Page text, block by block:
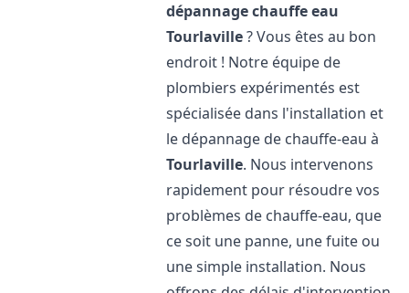
dépannage chauffe eau
Tourlaville? Vous êtes au bon
endroit ! Notre équipe de
plombiers expérimentés est
spécialisée dans l'installation et
le dépannage de chauffe-eau à
Tourlaville. Nous intervenons
rapidement pour résoudre vos
problèmes de chauffe-eau, que
ce soit une panne, une fuite ou
une simple installation. Nous